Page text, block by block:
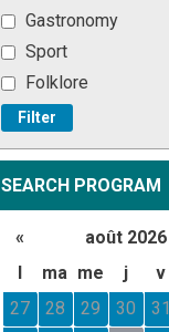
Gastronomy
Sport
Folklore
Filter
SEARCH PROGRAM
« août 2026
l
ma me j v
27
28 29 30 31